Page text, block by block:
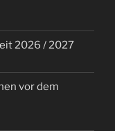
2026 / 2027
vor dem